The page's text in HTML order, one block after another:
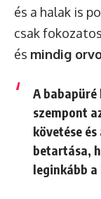
és a halak is
csak
és mindig
A
szempont
követése
betartása,
leginkább a